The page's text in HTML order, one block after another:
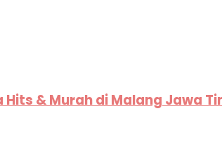
& Murah di Malang Jawa